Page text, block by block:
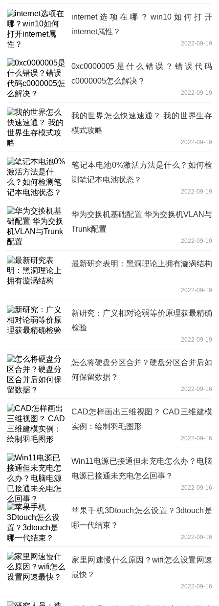
internet选项在哪？win10如何打开
internet属性？
2022-09-19
0xc0000005是什么错误？错误代码
c0000005怎么解决？
2022-09-19
我的世界怎么快速速通？ 我的世界生存
模式攻略
2022-09-19
笔记本电池0%激活方法是什么？如何检
测笔记本电池状态？
2022-09-19
华为交换机基础配置 华为交换机VLAN与
Trunk配置
2022-09-19
最新研究表明：黑洞理论上拥有漩涡结构
2022-09-19
新研究：广义相对论弱等价原理获最精确
检验
2022-09-19
怎么将硬盘分区合并？硬盘分区合并后如
何保留数据？
2022-09-16
CAD怎样画出三维视图？ CAD三维建模
实例：绘制羽毛图形
2022-09-16
Win11电源已接通但未充电怎么办？电脑
电源已接通未充电怎么回事？
2022-09-16
苹果手机3Dtouch怎么设置？3dtouch是
哪一代结束？
2022-09-16
家里网速慢什么原因？wifi怎么设置网速
最快？
2022-09-16